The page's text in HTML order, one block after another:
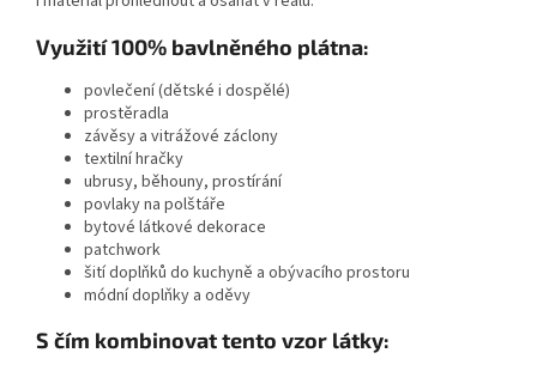
Využití 100% bavlněného plátna:
povlečení (dětské i dospělé)
prostěradla
závěsy a vitrážové záclony
textilní hračky
ubrusy, běhouny, prostírání
povlaky na polštáře
bytové látkové dekorace
patchwork
šití doplňků do kuchyně a obývacího prostoru
módní doplňky a oděvy
S čím kombinovat tento vzor látky: